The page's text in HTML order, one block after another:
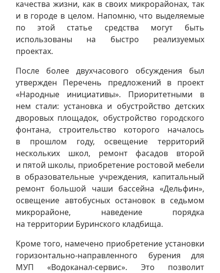
качества жизни, как в своих микрорайонах, так
и в городе в целом. Напомню, что выделяемые
по этой статье средства могут быть
использованы на быстро реализуемых
проектах.
После более двухчасового обсуждения был
утвержден Перечень предложений в проект
«Народные инициативы». Приоритетными в
нем стали: установка и обустройство детских
дворовых площадок, обустройство городского
фонтана, строительство которого началось
в прошлом году, освещение территорий
нескольких школ, ремонт фасадов второй
и пятой школы, приобретение ростовой мебели
в образовательные учреждения, капитальный
ремонт большой чаши бассейна «Дельфин»,
освещение автобусных остановок в седьмом
микрорайоне, наведение порядка
на территории Буринского кладбища.
Кроме того, намечено приобретение установки
горизонтально-направленного бурения для
МУП «Водоканал-сервис». Это позволит